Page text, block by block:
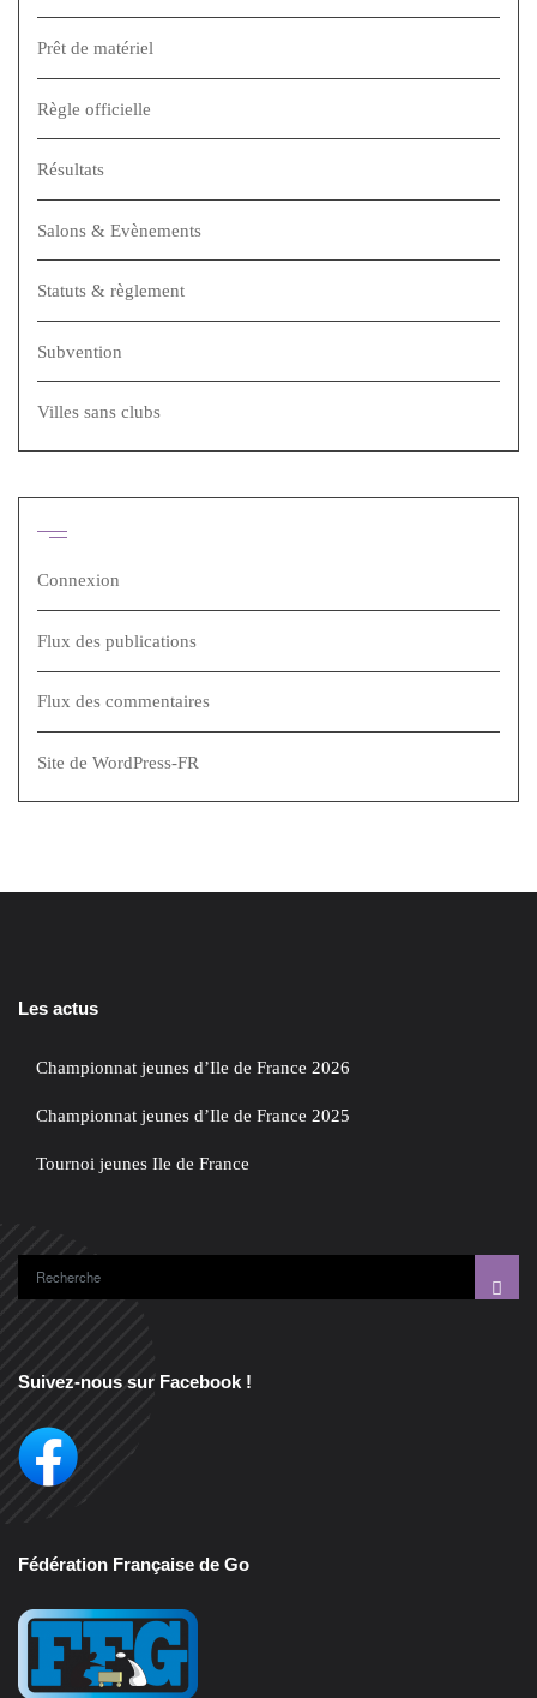
Prêt de matériel
Règle officielle
Résultats
Salons & Evènements
Statuts & règlement
Subvention
Villes sans clubs
Connexion
Flux des publications
Flux des commentaires
Site de WordPress-FR
Les actus
Championnat jeunes d’Ile de France 2026
Championnat jeunes d’Ile de France 2025
Tournoi jeunes Ile de France
Suivez-nous sur Facebook !
Fédération Française de Go